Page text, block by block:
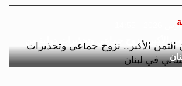
الأكبر.. نزوح جماعي وتحذيرات دولية من